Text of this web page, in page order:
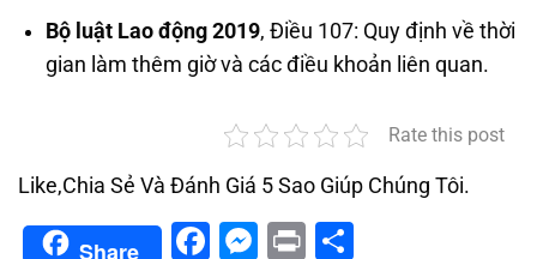
Bộ luật Lao động 2019, Điều 107: Quy định về thời
gian làm thêm giờ và các điều khoản liên quan.
Rate this post
Like,Chia Sẻ Và Đánh Giá 5 Sao Giúp Chúng Tôi.
Share Facebook
Messenger
Print